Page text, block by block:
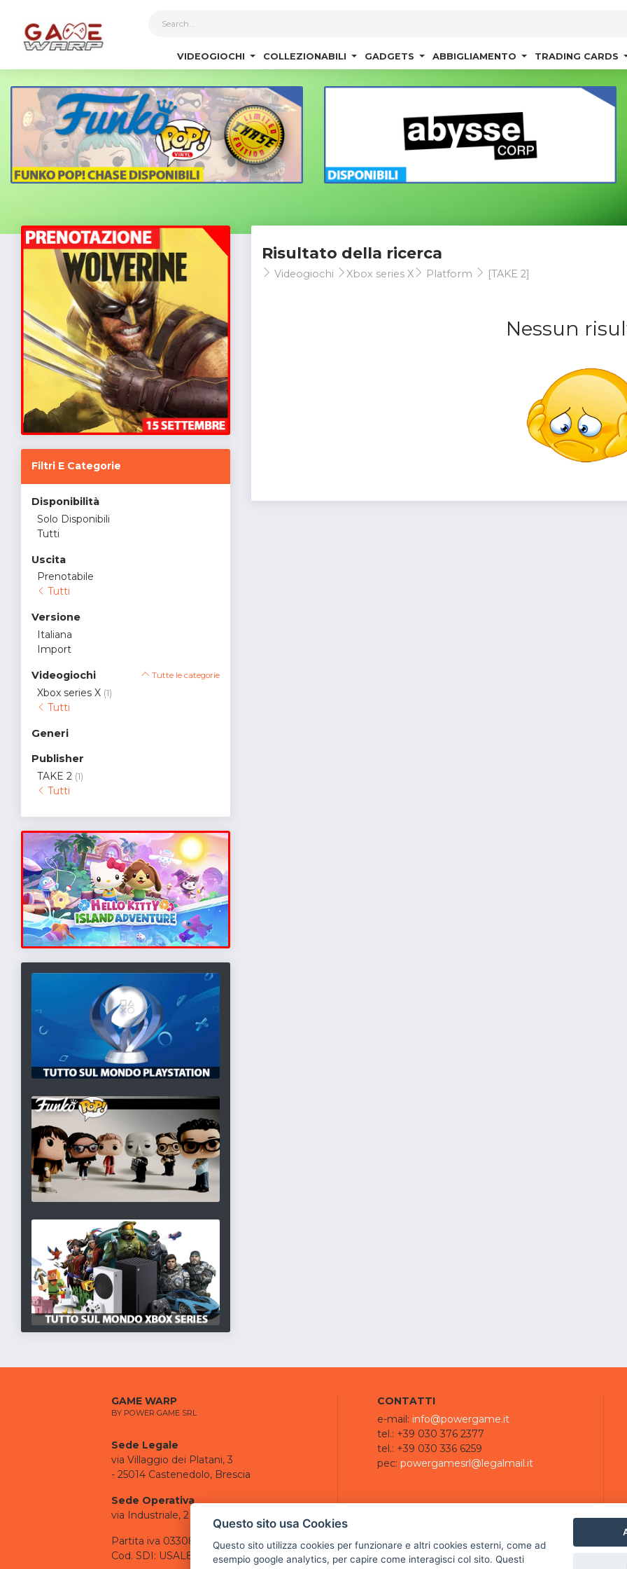
VIDEOGIOCHI COLLEZIONABILI GADGETS ABBIGLIAMENTO TRADING CARDS
Filtri E Categorie
Disponibilità
Solo Disponibili
Tutti
Uscita
Prenotabile
Tutti
Versione
Italiana
Import
Videogiochi Tutte le categorie
Xbox series X (1)
Tutti
Generi
Publisher
TAKE 2 (1)
Tutti
Risultato della ricerca
Videogiochi Xbox series X Platform [TAKE 2]
Nessun
GAME WARP
BY POWER GAME SRL
Sede Legale
via Villaggio dei Platani, 3
- 25014 Castenedolo, Brescia
Sede Operativa
via Industriale, 2 - 25082 Botticino, BS
Partita iva 03308130982
Cod. SDI: USAL8PV
CONTATTI
e-mail: info@powergame.it
tel.: +39 030 376 2377
tel.: +39 030 336 6259
pec: powergamesrl@legalmail.it
Questo sito usa Cookies
Questo sito utilizza cookies per funzionare e altri cookies esterni, come ad
esempio google analytics, per capire come interagisci col sito. Questi